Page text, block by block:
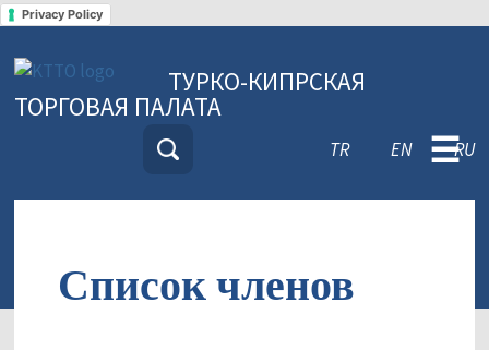
Privacy Policy
ТУРКО-КИПРСКАЯ
ТОРГОВАЯ ПАЛАТА
TR EN RU
☰
Список членов